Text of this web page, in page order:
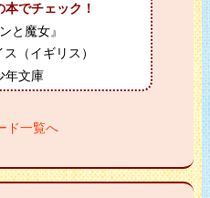
でチェック！
と魔女』
（イギリス）
年文庫
ド一覧へ